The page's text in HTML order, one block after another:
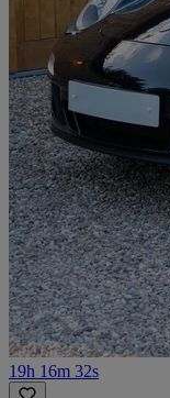
19h 16m 32s